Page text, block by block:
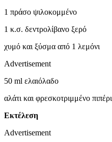
1 πράσο ψιλοκομμένο
1 κ.σ. δεντρολίβανο ξερό
χυμό και ξύσμα από 1 λεμόνι
Advertisement
50 ml ελαιόλαδο
αλάτι και φρεσκοτριμμένο πιπέρι
Εκτέλεση
Advertisement